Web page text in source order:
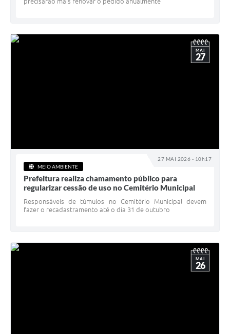
27 MAI 2026 - 10h17
MAI
27
MEIO AMBIENTE
Prefeitura realiza chamamento público para
regularizar cessão de uso no Cemitério Municipal
Responsáveis de túmulos no Cemitério Municipal devem
fazer o recadastramento até o dia 31 de outubro
MAI
26